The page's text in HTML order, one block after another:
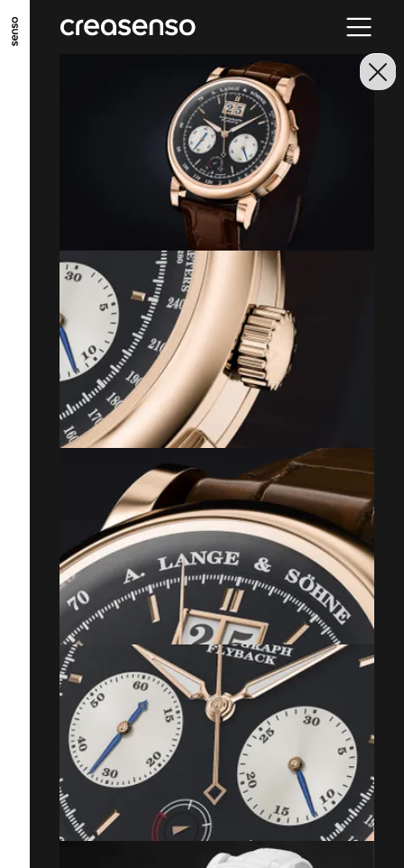
ALLER AU CONTENU PRINCIPAL
ALLER EN BAS DE PAGE